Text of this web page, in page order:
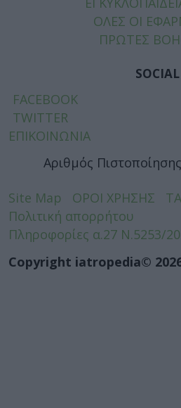
ΟΛΕΣ ΟΙ
ΠΡΩΤΕΣ
SOCIAL
FACEBOOK
TWITTER
ΕΠΙΚΟΙΝΩΝΙΑ
Αριθμός
Site Map ΟΡΟΙ ΧΡΗΣΗΣ
Πολιτική απορρήτου
Πληροφορίες α.27 Ν.5253/
Copyright iatropedia©